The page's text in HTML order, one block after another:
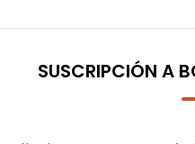
SUSCRIPCIÓN A